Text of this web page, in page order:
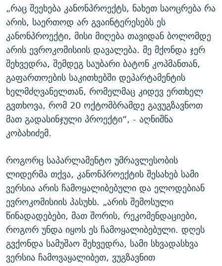
„რაც შეეხება კანონპროექტს, ნახეთ საოცრება რა
არის, საერთოდ არ გვაინტერესებს ეს
კანონპროექტი, მისი მიღება თავიდან ბოლომდე
არის ევროკომისიის დავალება. მე მქონდა ჯერ
შეხვედრა, შემდეგ საუბარი ბატონ კოპმანთან,
გაფართოების საკითხებში დეპარტამენტის
ხელმძღვანელთან, რომელმაც კიდევ ერთხელ
გვთხოვა, რომ 20 ოქტომბრამდე გავუგზავნოთ
მათ გადასინჯული პროექტი“, - აღნიშნა
კობახიძემ.
როგორც საპარლამენტო უმრავლესობის
ლიდერმა თქვა, კანონპროექტის შესახებ სამი
ვერსია არის ჩამოყალიბებული და ელოდებიან
ევროკომისიის პასუხს. „არის შემოსული
წინადადებები, მათ შორის, რეკომენდაციები,
როგორ უნდა იყოს ეს ჩამოყალიბებული. დღეს
გვქონდა სამუშაო შეხვედრა, სამი სხვადასხვა
ვერსია ჩამოვაყალიბეთ, ვუგზავნით